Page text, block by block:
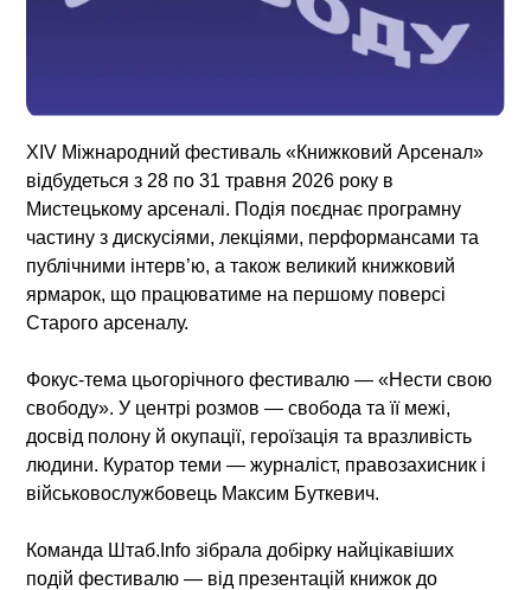
ХІV Міжнародний фестиваль «Книжковий Арсенал»
відбудеться з 28 по 31 травня 2026 року в
Мистецькому арсеналі. Подія поєднає програмну
частину з дискусіями, лекціями, перформансами та
публічними інтерв’ю, а також великий книжковий
ярмарок, що працюватиме на першому поверсі
Старого арсеналу.
Фокус-тема цьогорічного фестивалю — «Нести свою
свободу». У центрі розмов — свобода та її межі,
досвід полону й окупації, героїзація та вразливість
людини. Куратор теми — журналіст, правозахисник і
військовослужбовець Максим Буткевич.
Команда Штаб.Info зібрала добірку найцікавіших
подій фестивалю — від презентацій книжок до